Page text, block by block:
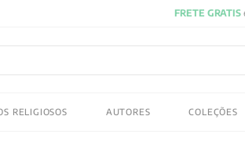
em compras acima de R$150! Aproveite
RELIGIOSOS AUTORES COLEÇÕES